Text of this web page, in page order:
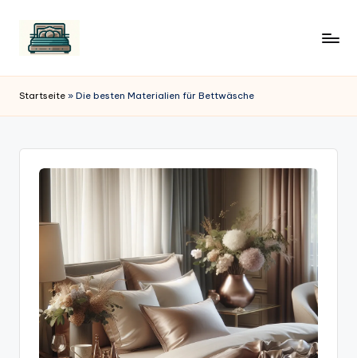
Startseite » Die besten Materialien für Bettwäsche